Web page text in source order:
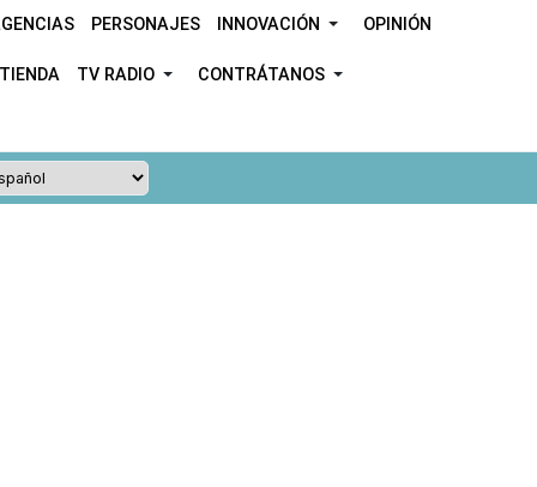
PERSONAJES INNOVACIÓN OPINIÓN
TIENDA TV RADIO CONTRÁTANOS